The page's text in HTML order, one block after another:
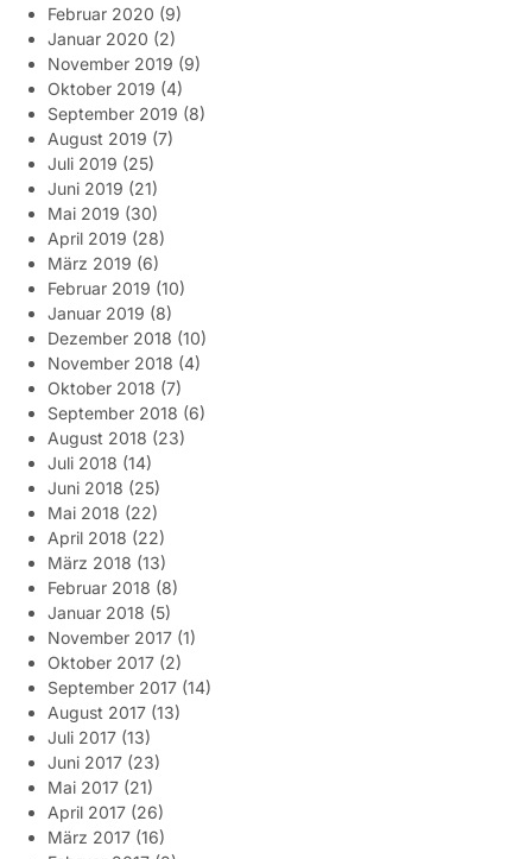
Februar 2020 (9)
Januar 2020 (2)
November 2019 (9)
Oktober 2019 (4)
September 2019 (8)
August 2019 (7)
Juli 2019 (25)
Juni 2019 (21)
Mai 2019 (30)
April 2019 (28)
März 2019 (6)
Februar 2019 (10)
Januar 2019 (8)
Dezember 2018 (10)
November 2018 (4)
Oktober 2018 (7)
September 2018 (6)
August 2018 (23)
Juli 2018 (14)
Juni 2018 (25)
Mai 2018 (22)
April 2018 (22)
März 2018 (13)
Februar 2018 (8)
Januar 2018 (5)
November 2017 (1)
Oktober 2017 (2)
September 2017 (14)
August 2017 (13)
Juli 2017 (13)
Juni 2017 (23)
Mai 2017 (21)
April 2017 (26)
März 2017 (16)